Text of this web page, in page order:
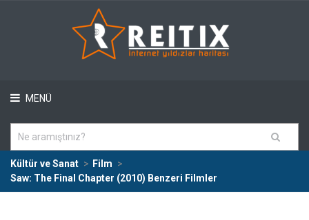
MENÜ
Kültür ve Sanat
Film
Saw: The Final Chapter (2010) Benzeri Filmler